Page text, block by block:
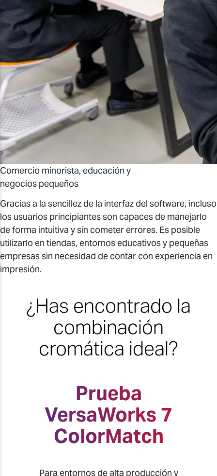
Comercio minorista, educación y
negocios pequeños
Gracias a la sencillez de la interfaz del software, incluso
los usuarios principiantes son capaces de manejarlo
de forma intuitiva y sin cometer errores. Es posible
utilizarlo en tiendas, entornos educativos y pequeñas
empresas sin necesidad de contar con experiencia en
impresión.
¿Has encontrado la
combinación
cromática ideal?
Prueba
VersaWorks 7
ColorMatch
Para entornos de alta producción y